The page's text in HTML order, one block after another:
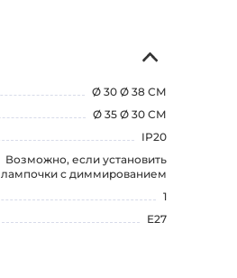
Ø 30 Ø 38 СМ
Ø 35 Ø 30 СМ
IP20
Возможно, если установить
лампочки с диммированием
1
E27